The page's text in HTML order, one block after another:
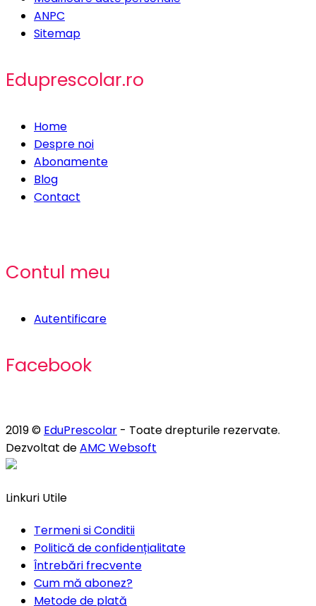
ANPC
Sitemap
Eduprescolar.ro
Home
Despre noi
Abonamente
Blog
Contact
Contul meu
Autentificare
Facebook
2019 © EduPrescolar - Toate drepturile rezervate.
Dezvoltat deAMC Websoft
Linkuri Utile
Termeni si Conditii
Politică de confidențialitate
Întrebări frecvente
Cum mă abonez?
Metode de plată